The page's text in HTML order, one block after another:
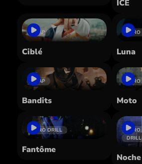
ICE
TRAP
Ciblé
AFRO
Luna
TRAP
Bandits
AFRO
Moto
AFRO DRILL
Fantôme
AFRO
DRILL
Noche